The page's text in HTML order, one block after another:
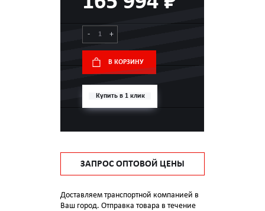
- +
В КОРЗИНУ
Купить в 1 клик
ЗАПРОС ОПТОВОЙ ЦЕНЫ
Доставляем транспортной компанией в
Ваш город. Отправка товара в течение